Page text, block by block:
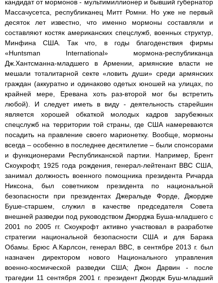
кандидат от мормонов - мультимиллионер и бывший губернатор
Массачусетса, республиканец Митт Ромни. Но уже не первый
десяток лет известно, что именно мормоны составляли и
составляют костяк американских спецслужб, военных структур,
Минфина США. Так что, в годы благоденствия фирмы
«Huntsman International» мормона-республиканца
Дж.Хантсманна-младшего в Армении, армянские власти не
мешали тоталитарной секте «ловить души» среди армянских
граждан (аккуратно и одинаково одетых юношей на улицах, по
крайней мере, Еревана хоть раз-второй мог бы встретить
любой). И следует иметь в виду - деятельность старейшин
является хорошей обкаткой молодых кадров зарубежных
спецслужб на территории той страны, где США намереваются
посадить на правление своего марионетку. Вообще, мормоны
всегда – особенно в последнее десятилетие – были спонсорами
и функционерами Республиканской партии. Например, Брент
Скоукрофт, 1925 года рождения, генерал-лейтенант ВВС США,
занимал должность военного помощника президента Ричарда
Никсона, был советником президента по национальной
безопасности при президентах Джеральде Форде, Джордже
Буше-старшем, служил в качестве председателя Совета
внешней разведки под руководством Джорджа Буша-младшего с
2001 по 2005 гг. Скоукрофт активно участвовал в разработке
стратегии национальной безопасности США и для Барака
Обамы. Брюс А.Карлсон, генерал ВВС, в сентябре 2013 г. был
назначен директором нового Национального управления
военно-космической разведки США; Джон Дарвин - после
трагедии 11 сентября 2001 г. президент Джордж Буш-младший